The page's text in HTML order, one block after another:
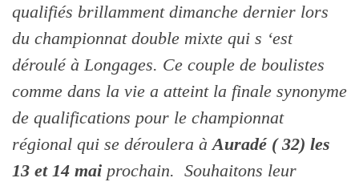
qualifiés brillamment dimanche dernier lors
du championnat double mixte qui s ‘est
déroulé à Longages. Ce couple de boulistes
comme dans la vie a atteint la finale synonyme
de qualifications pour le championnat
régional qui se déroulera àAuradé ( 32) les
13 et 14 mai prochain. Souhaitons leur